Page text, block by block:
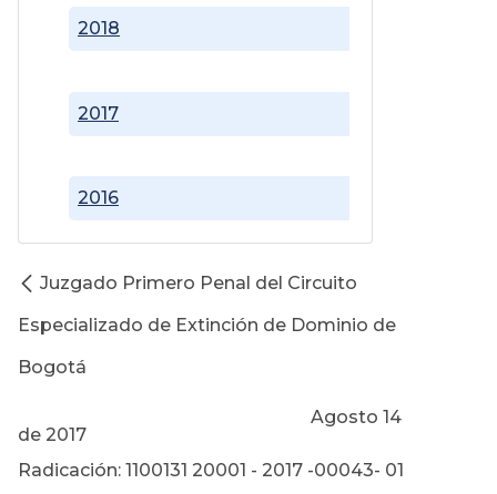
2016
2017
2018
Juzgado Primero Penal del Circuito
Especializado de Extinción de Dominio de
Bogotá
Agosto 14
de 2017
Radicación: 1100131 20001 - 2017 -00043- 01